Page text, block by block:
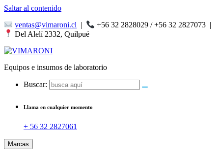
Saltar al contenido
ventas@vimaroni.cl | +56 32 2828029 / +56 32 2827073 |
Del Alelí 2332, Quilpué
Equipos e insumos de laboratorio
Buscar:
Llama en cualquier momento
+ 56 32 2827061
Marcas